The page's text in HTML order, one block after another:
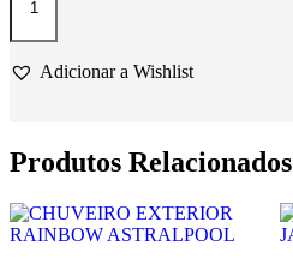
SOLAR
PVCAdicionar a Wishlist
Produtos Relacionados